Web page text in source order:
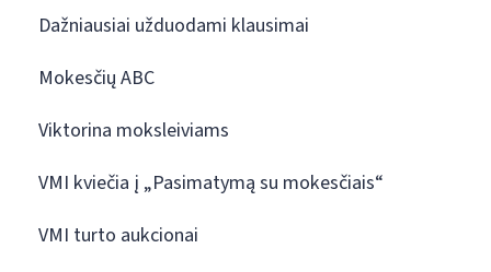
Dažniausiai užduodami klausimai
Mokesčių ABC
Viktorina moksleiviams
VMI kviečia į „Pasimatymą su mokesčiais“
VMI turto aukcionai